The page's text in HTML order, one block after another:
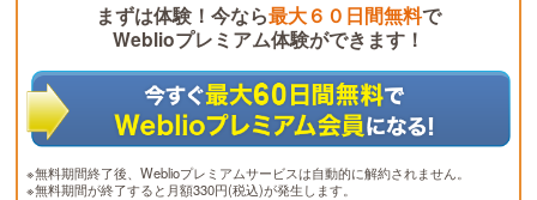
まずは体験！今なら最大６０日間無料で
Weblioプレミアム体験ができます！
※無料期間終了後、Weblioプレミアムサービスは自動的に解約されません。
※無料期間が終了すると月額330円(税込)が発生します。